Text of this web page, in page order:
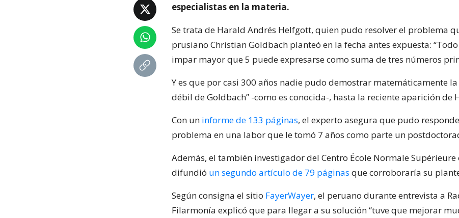
especialistas en la materia.
Se trata de Harald Andrés Helfgott, quien pudo resolver el problema
prusiano Christian Goldbach planteó en la fecha antes expuesta:
impar mayor que 5 puede expresarse como suma de tres números
Y es que por casi 300 años nadie pudo demostrar matemáticamente la
débil de Goldbach” -como es conocida-, hasta la reciente aparición de
Con un informe de 133 páginas, el experto asegura que pudo
problema en una labor que le tomó 7 años como parte un
Además, el también investigador del Centro École Normale Supérieure
difundió un segundo artículo de 79 páginas que corroboraría su
Según consigna el sitio FayerWayer, el peruano durante entrevista a
Filarmonía explicó que para llegar a su solución “tuve que mejorar